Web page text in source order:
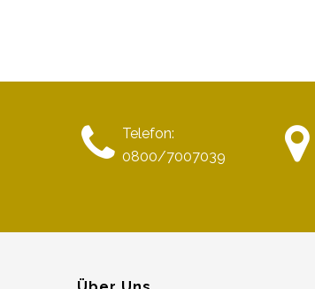
Telefon:
0800/7007039